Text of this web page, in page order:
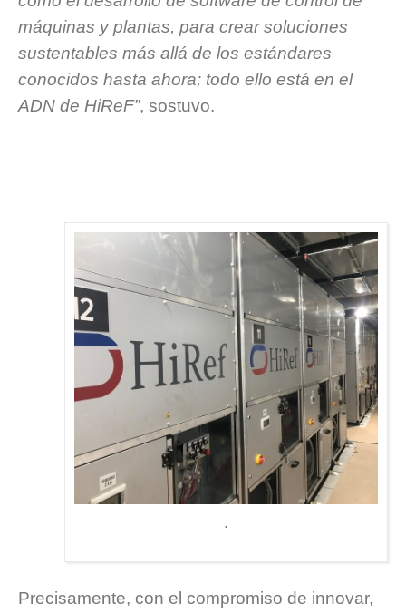
máquinas y plantas, para crear soluciones
sustentables más allá de los estándares
conocidos hasta ahora; todo ello está en el
ADN de HiReF”, sostuvo.
.
Precisamente, con el compromiso de innovar,